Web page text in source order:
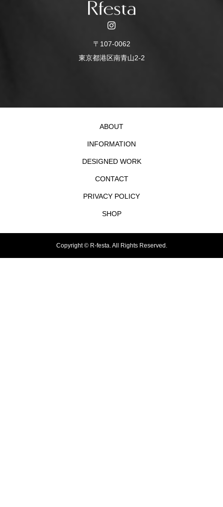
〒107-0062
東京都港区南青山2-2
ABOUT
INFORMATION
DESIGNED WORK
CONTACT
PRIVACY POLICY
SHOP
Copyright ©R-festa. All Rights Reserved.